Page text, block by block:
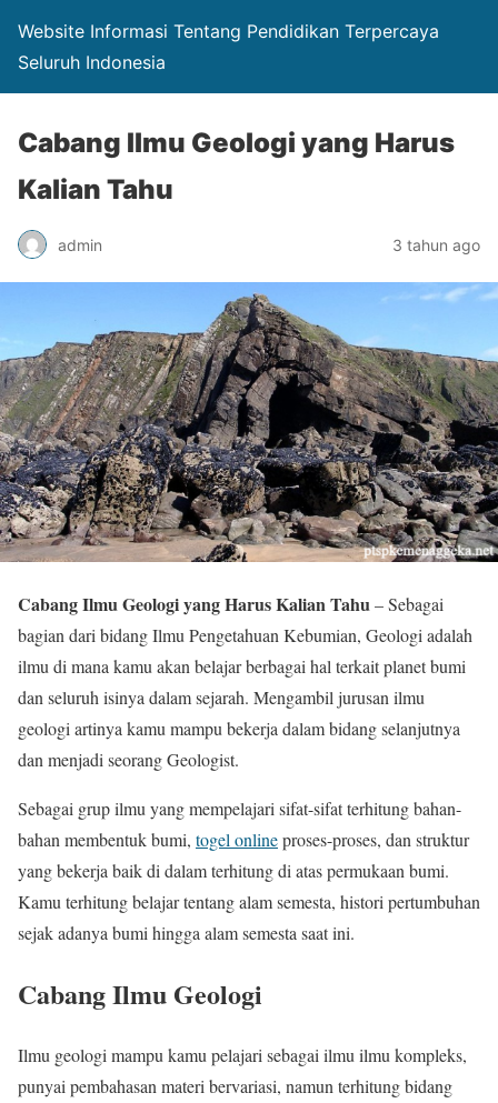
Website Informasi Tentang Pendidikan Terpercaya
Seluruh Indonesia
Cabang Ilmu Geologi yang Harus
Kalian Tahu
admin 3 tahun ago
Cabang Ilmu Geologi yang Harus Kalian Tahu– Sebagai
bagian dari bidang Ilmu Pengetahuan Kebumian, Geologi adalah
ilmu di mana kamu akan belajar berbagai hal terkait planet bumi
dan seluruh isinya dalam sejarah. Mengambil jurusan ilmu
geologi artinya kamu mampu bekerja dalam bidang selanjutnya
dan menjadi seorang Geologist.
Sebagai grup ilmu yang mempelajari sifat-sifat terhitung bahan-
bahan membentuk bumi, togel onlineproses-proses, dan struktur
yang bekerja baik di dalam terhitung di atas permukaan bumi.
Kamu terhitung belajar tentang alam semesta, histori pertumbuhan
sejak adanya bumi hingga alam semesta saat ini.
Cabang Ilmu Geologi
Ilmu geologi mampu kamu pelajari sebagai ilmu ilmu kompleks,
punyai pembahasan materi bervariasi, namun terhitung bidang